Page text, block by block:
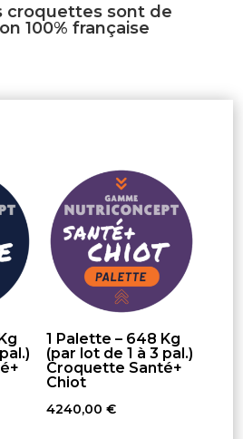
croquettes sont de
100% française
1 Palette – 648 Kg
(par lot de 1 à 3 pal.)
Croquette Santé+
Chiot
4240,00 €